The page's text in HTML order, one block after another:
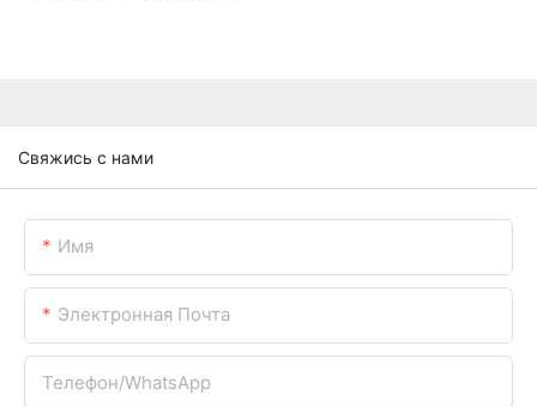
Свяжись с нами
Имя
Электронная Почта
Телефон/WhatsApp